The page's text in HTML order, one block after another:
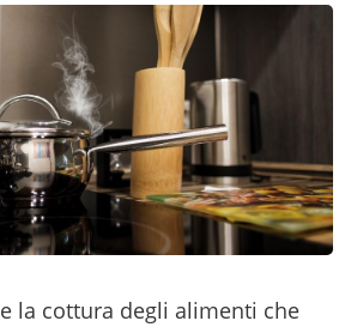
la cottura degli alimenti che